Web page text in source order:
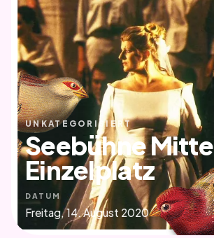
UNKATEGORISIERT
Seebühne Mitte
Einzelplatz
DATUM
Freitag, 14. August 2020